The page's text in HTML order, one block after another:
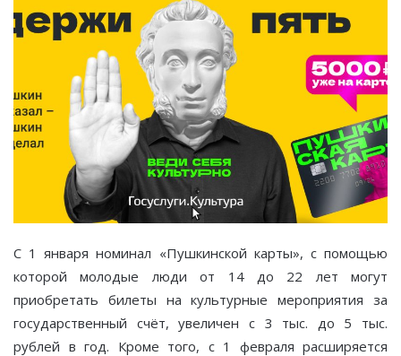
С 1 января номинал «Пушкинской карты», с помощью
которой молодые люди от 14 до 22 лет могут
приобретать билеты на культурные мероприятия за
государственный счёт, увеличен с 3 тыс. до 5 тыс.
рублей в год. Кроме того, с 1 февраля расширяется